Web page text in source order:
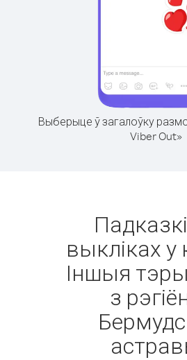
Выберыце ў загалоўку
Viber Out»
выкліках у
Іншыя
з